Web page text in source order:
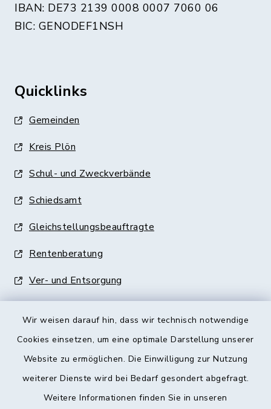
Wir weisen darauf hin, dass wir technisch notwendige
Cookies einsetzen, um eine optimale Darstellung unserer
Website zu ermöglichen. Die Einwilligung zur Nutzung
weiterer Dienste wird bei Bedarf gesondert abgefragt.
Weitere Informationen finden Sie in unseren
IBAN: DE73 2139 0008 0007 7060 06
BIC: GENODEF1NSH
Quicklinks
Gemeinden
Kreis Plön
Schul- und Zweckverbände
Schiedsamt
Gleichstellungsbeauftragte
Rentenberatung
Ver- und Entsorgung
Barrierefreiheit